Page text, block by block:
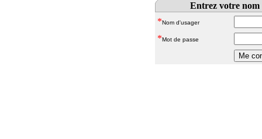
Entrez votre nom
*Nom d'usager
*Mot de passe